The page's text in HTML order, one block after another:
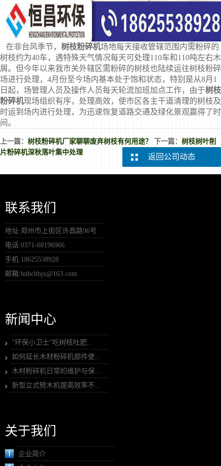
在非台风季节， 树枝粉碎机场地每天接收管辖范围内需粉碎的
树枝约为40车，遇特殊天气情况每天可处理110车和110吨左右木
屑。但今年以来我市关外辖区需粉碎的树枝也陆续运往树枝粉碎
场进行处理，4月份至今场内基本处于饱和状态，特别是从8月1
日起，场管理人员及操作人员每天轮流加班加点工作，由于树枝
粉碎机现场组织有序，处理高效，使市区各主干道清理的树枝及
时运到场内进行处理，为迅速恢复道路交通及绿化景观赢得了时
间。
上一篇： 树枝粉碎机厂家聊聊废弃树枝有何用途？ 下一篇： 树枝树叶削
片粉碎机深秋落叶集中处理
返回公司动态
联系我们
地址:郑州市上街区许昌路96号
电话:0371-68196966
手机:18625538928
邮箱:hnhchbjx@163.com
新闻中心
“环保小卫士”吃树枝吐肥...
如何延长木材粉碎机部件使...
木材粉碎机日常的维护与保...
新型立式劈木机提高效率不...
关于我们
企业简介